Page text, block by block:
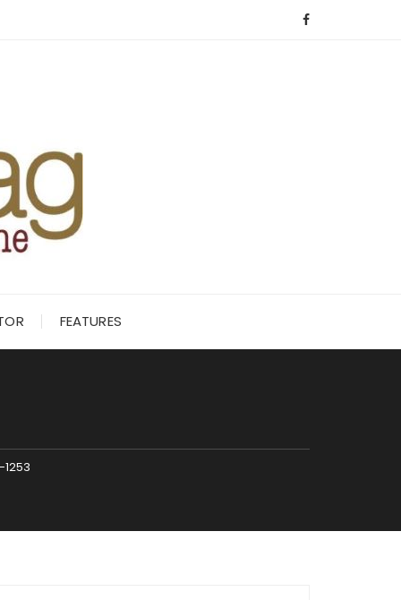
FEATURES